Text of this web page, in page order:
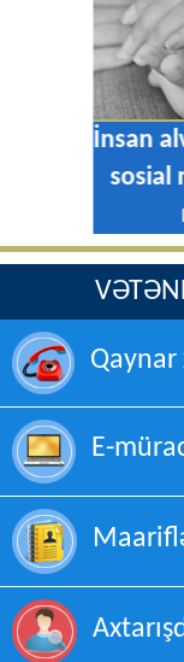
Qaynar
E-